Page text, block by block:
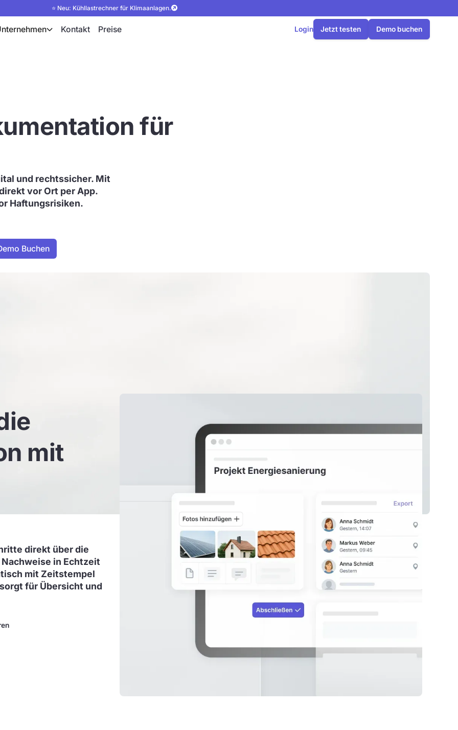
⭐ Neu: Kühllastrechner für Klimaanlagen.
Kontakt Preise Login Jetzt testen Demo buchen
für
und rechtssicher. Mit
vor Ort per App.
Haftungsrisiken.
mit
direkt über die
in Echtzeit
mit Zeitstempel
für Übersicht und